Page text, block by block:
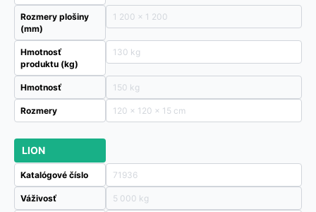
Rozmery plošiny
(mm)
1 200 x 1 200
Hmotnosť
produktu (kg)
130 kg
Hmotnosť 150 kg
Rozmery 120 × 120 × 15 cm
LION
Katalógové číslo 71936
Váživosť 5 000 kg